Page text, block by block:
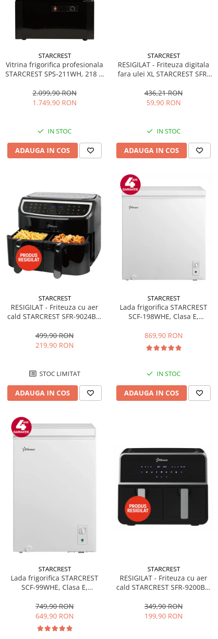
STARCREST
Vitrina frigorifica profesionala
STARCREST SPS-211WH, 218 L,
LED, H 141 cm, Negru
2.099,90 RON
1.749,90 RON
IN STOC
ADAUGA IN COS
STARCREST
RESIGILAT - Friteuza digitala
fara ulei XL STARCREST SFR-
Termostat 80 - 200 °C, 8
programe predefinite, Negru
436,21 RON
59,90 RON
IN STOC
ADAUGA IN COS
STARCREST
RESIGILAT - Friteuza cu aer
cald STARCREST SFR-9024BK,
Termostat 80 - 200 °C, 12
programe, Negru
499,90 RON
219,90 RON
STOC LIMITAT
ADAUGA IN COS
STARCREST
Lada frigorifica STARCREST
SCF-198WHE, Clasa E,
convertibil - functie frigider,
Termostat reglabil, Alb
869,90 RON
IN STOC
ADAUGA IN COS
STARCREST
Lada frigorifica STARCREST
SCF-99WHE, Clasa E,
convertibil - functie frigider,
Termostat reglabil, Alb
749,90 RON
649,90 RON
STARCREST
RESIGILAT - Friteuza cu aer
cald STARCREST SFR-9200BK,
Termostat 80 - 200 °C, 8
programe predefinite, Negru
349,90 RON
199,90 RON